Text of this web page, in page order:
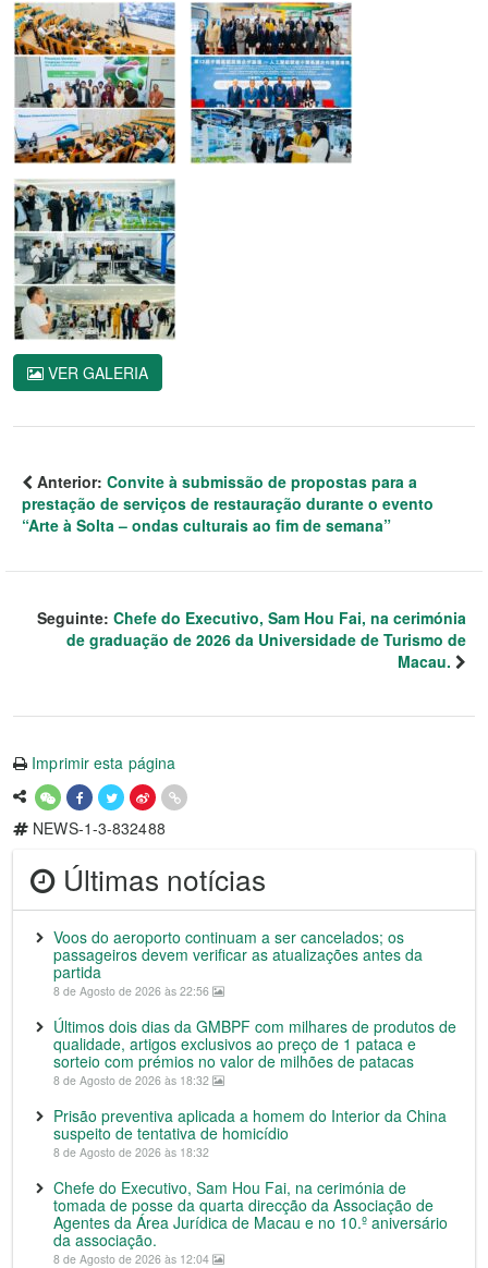
VER GALERIA
Anterior: Convite à submissão de propostas para a
prestação de serviços de restauração durante o evento
“Arte à Solta – ondas culturais ao fim de semana”
Seguinte: Chefe do Executivo, Sam Hou Fai, na cerimónia
de graduação de 2026 da Universidade de Turismo de
Macau.
Imprimir esta página
NEWS-1-3-832488
Últimas notícias
Voos do aeroporto continuam a ser cancelados; os
passageiros devem verificar as atualizações antes da
partida
8 de Agosto de 2026 às 22:56
Últimos dois dias da GMBPF com milhares de produtos de
qualidade, artigos exclusivos ao preço de 1 pataca e
sorteio com prémios no valor de milhões de patacas
8 de Agosto de 2026 às 18:32
Prisão preventiva aplicada a homem do Interior da China
suspeito de tentativa de homicídio
8 de Agosto de 2026 às 18:32
Chefe do Executivo, Sam Hou Fai, na cerimónia de
tomada de posse da quarta direcção da Associação de
Agentes da Área Jurídica de Macau e no 10.º aniversário
da associação.
8 de Agosto de 2026 às 12:04